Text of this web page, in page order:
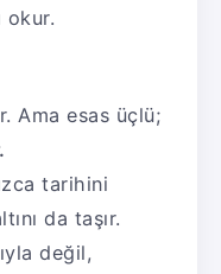
okur.
Ama esas üçlü;
tarihini
da taşır.
değil,